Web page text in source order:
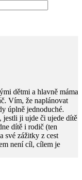
dětmi a hlavně máma
Vím, že naplánovat
úplně jednoduché.
jestli ji ujde či ujede dítě
dítě i rodič (ten
své zážitky z cest
není cíl, cílem je